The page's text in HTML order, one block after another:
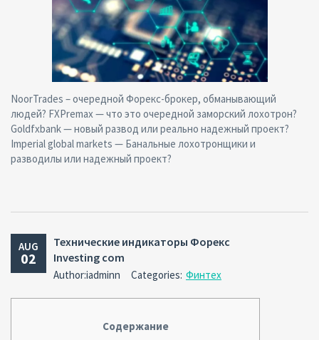
NoorTrades – очередной Форекс-брокер, обманывающий
людей? FXPremax — что это очередной заморский лохотрон?
Goldfxbank — новый развод или реально надежный проект?
Imperial global markets — Банальные лохотронщики и
разводилы или надежный проект?
AUG
02
Технические индикаторы Форекс
Investing com
Author:iadminn Categories: Финтех
Содержание